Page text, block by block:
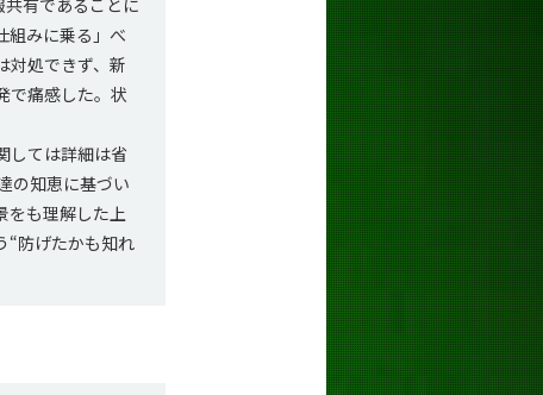
組みに乗る」べ
対処できず、新
で痛感した。状
しては詳細は省
の知恵に基づい
をも理解した上
“防げたかも知れ